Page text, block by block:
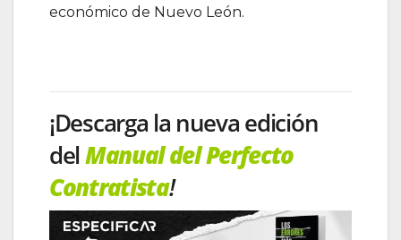
económico de Nuevo León.
¡Descarga la nueva edición
delManual del Perfecto
Contratista!